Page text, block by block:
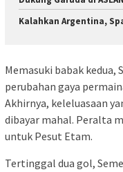
Kalahkan Argentina,
Memasuki babak kedua,
perubahan gaya
Akhirnya, keleluasaan
dibayar mahal. Peralta
untuk Pesut Etam.
Tertinggal dua gol,